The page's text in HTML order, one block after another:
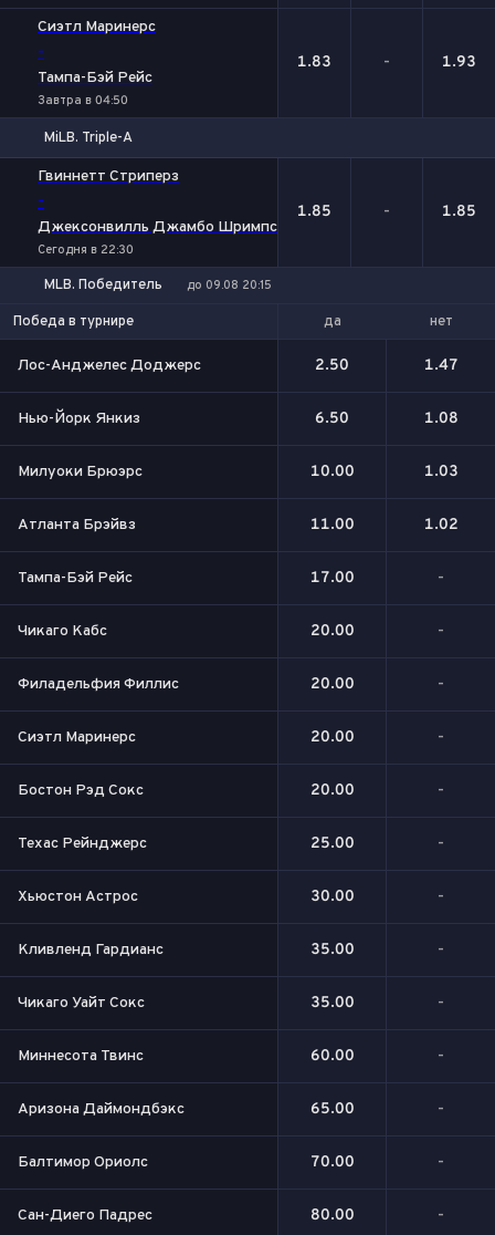
Сиэтл Маринерс
-
Тампа-Бэй Рейс
Завтра в 04:50
1.83 - 1.93
MiLB. Triple-A
Гвиннетт Стриперз
-
Джексонвилль Джамбо Шримпс
Сегодня в 22:30
1.85 - 1.85
MLB. Победитель до 09.08 20:15
Победа в турнире да нет
Лос-Анджелес Доджерс 2.50 1.47
Нью-Йорк Янкиз 6.50 1.08
Милуоки Брюэрс 10.00 1.03
Атланта Брэйвз 11.00 1.02
Тампа-Бэй Рейс 17.00 -
Чикаго Кабс 20.00 -
Филадельфия Филлис 20.00 -
Сиэтл Маринерс 20.00 -
Бостон Рэд Сокс 20.00 -
Техас Рейнджерс 25.00 -
Хьюстон Астрос 30.00 -
Кливленд Гардианс 35.00 -
Чикаго Уайт Сокс 35.00 -
Миннесота Твинс 60.00 -
Аризона Даймондбэкс 65.00 -
Балтимор Ориолс 70.00 -
Сан-Диего Падрес 80.00 -